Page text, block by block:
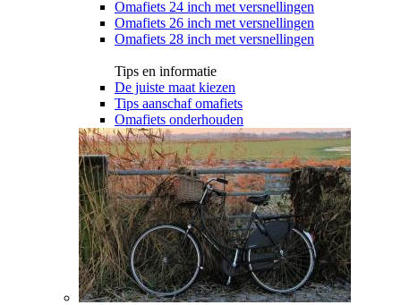
Omafiets 24 inch met versnellingen
Omafiets 26 inch met versnellingen
Omafiets 28 inch met versnellingen
Tips en informatie
De juiste maat kiezen
Tips aanschaf omafiets
Omafiets onderhouden